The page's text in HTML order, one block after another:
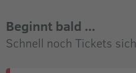
Beginnt bald ...
Schnell noch Tickets